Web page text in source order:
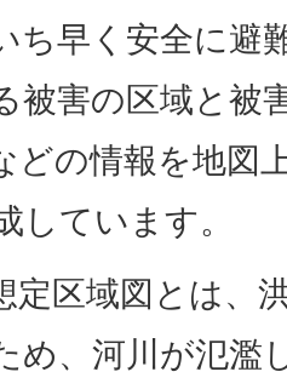
ち早く安全に避
被害の区域と被
どの情報を地図
しています。
定区域図とは、
め、河川が氾濫